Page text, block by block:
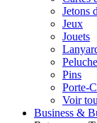
Jetons
Jeux
Jouets
Pins
Porte-
Voir
Business &